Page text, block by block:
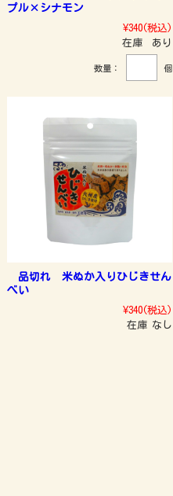
プル×シナモン
¥340(税込)
在庫 あり
数量： 個
品切れ 米ぬか入りひじきせん
べい
¥340(税込)
在庫 なし